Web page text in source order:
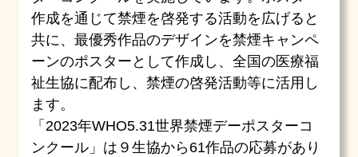
作成を通じて禁煙を啓発する活動を広げると
共に、最優秀作品のデザインを禁煙キャンペ
ーンのポスターとして作成し、全国の医療福
祉生協に配布し、禁煙の啓発活動等に活用し
ます。
「2023年WHO5.31世界禁煙デーポスターコ
ンクール」は９生協から61作品の応募があり